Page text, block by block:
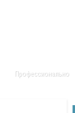
Профессионально